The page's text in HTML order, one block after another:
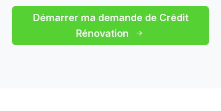
Démarrer ma demande de Crédit
Rénovation